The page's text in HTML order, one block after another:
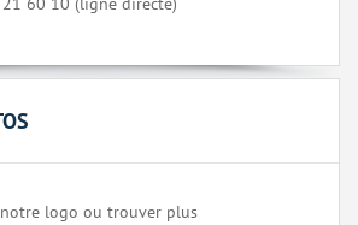
logo ou trouver plus